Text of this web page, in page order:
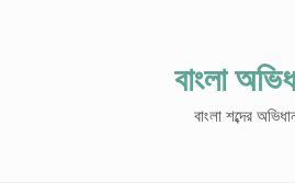
বাংলা
বাংলা শব্দের